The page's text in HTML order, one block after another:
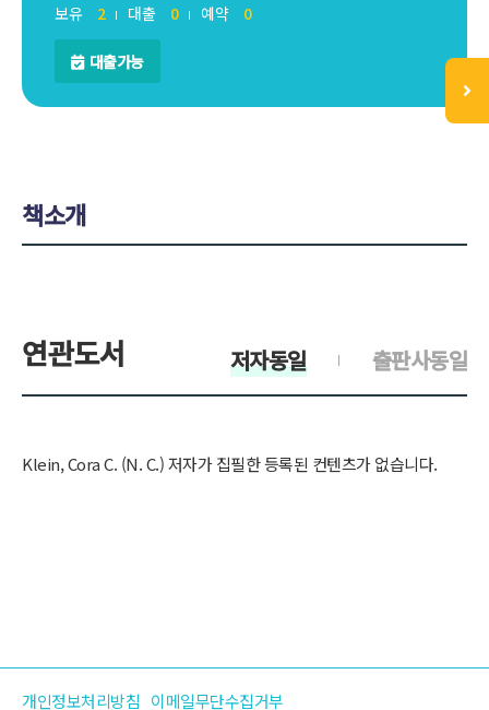
보유 2 대출 0 예약 0
대출가능
책소개
연관도서 출판사동일
저자동일
Klein, Cora C. (N. C.) 저자가 집필한 등록된 컨텐츠가 없습니다.
개인정보처리방침 이메일무단수집거부